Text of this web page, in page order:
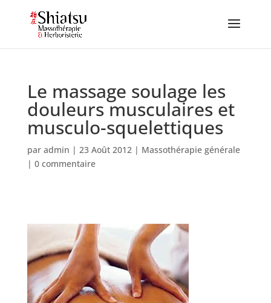
Le massage soulage les
douleurs musculaires et
musculo-squelettiques
par admin | 23 Août 2012| Massothérapie générale
| 0 commentaire